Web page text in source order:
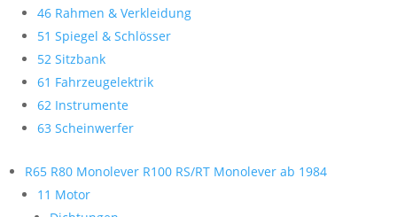
46 Rahmen & Verkleidung
51 Spiegel & Schlösser
52 Sitzbank
61 Fahrzeugelektrik
62 Instrumente
63 Scheinwerfer
R65 R80 Monolever R100 RS/RT Monolever ab 1984
11 Motor